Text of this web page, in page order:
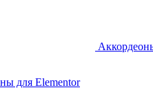
для Elementor